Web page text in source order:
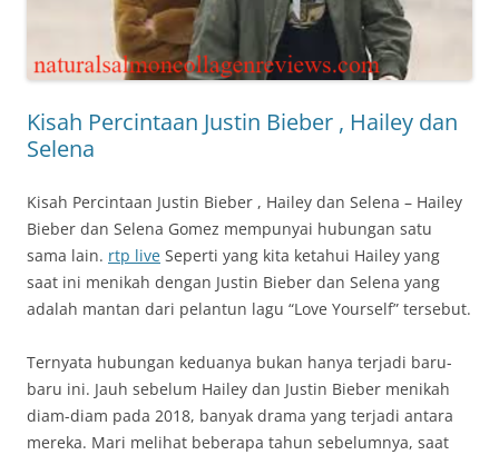
Kisah Percintaan Justin Bieber , Hailey dan
Selena
Kisah Percintaan Justin Bieber , Hailey dan Selena – Hailey
Bieber dan Selena Gomez mempunyai hubungan satu
sama lain. rtp live Seperti yang kita ketahui Hailey yang
saat ini menikah dengan Justin Bieber dan Selena yang
adalah mantan dari pelantun lagu “Love Yourself” tersebut.
Ternyata hubungan keduanya bukan hanya terjadi baru-
baru ini. Jauh sebelum Hailey dan Justin Bieber menikah
diam-diam pada 2018, banyak drama yang terjadi antara
mereka. Mari melihat beberapa tahun sebelumnya, saat